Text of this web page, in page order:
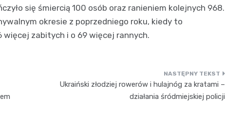
się śmiercią 100 osób oraz ranieniem kolejnych 968.
okresie z poprzedniego roku, kiedy to
zabitych i o 69 więcej rannych.
Ukraiński złodziej rowerów i hulajnóg za kratami –
działania śródmiejskiej policji